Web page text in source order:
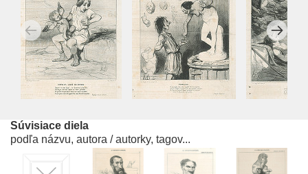
Súvisiace diela
podľa názvu, autora / autorky, tagov...